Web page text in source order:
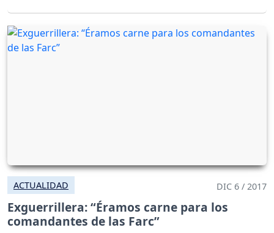
ACTUALIDAD DIC 6 / 2017
Exguerrillera: “Éramos carne para los
comandantes de las Farc”